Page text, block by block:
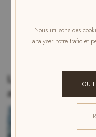
Nous utilisons des
analyser notre trafic et
6 ways to
POSTED ON
Les clés de
astuces pour